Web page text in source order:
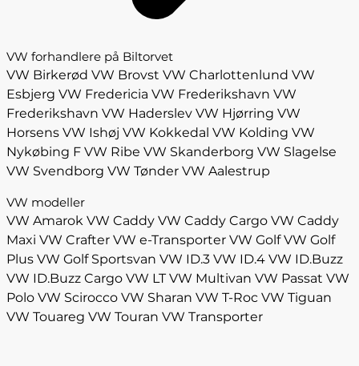
VW forhandlere på Biltorvet
VW Birkerød VW Brovst VW Charlottenlund VW
Esbjerg VW Fredericia VW Frederikshavn VW
Frederikshavn VW Haderslev VW Hjørring VW
Horsens VW Ishøj VW Kokkedal VW Kolding VW
Nykøbing F VW Ribe VW Skanderborg VW Slagelse
VW Svendborg VW Tønder VW Aalestrup
VW modeller
VW Amarok VW Caddy VW Caddy Cargo VW Caddy
Maxi VW Crafter VW e-Transporter VW Golf VW Golf
Plus VW Golf Sportsvan VW ID.3 VW ID.4 VW ID.Buzz
VW ID.Buzz Cargo VW LT VW Multivan VW Passat VW
Polo VW Scirocco VW Sharan VW T-Roc VW Tiguan
VW Touareg VW Touran VW Transporter